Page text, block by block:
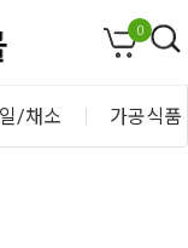
0
/채소 가공식품